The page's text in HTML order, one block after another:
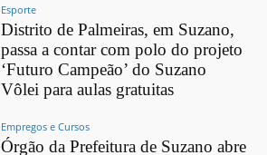
Esporte
Distrito de Palmeiras, em Suzano,
passa a contar com polo do projeto
‘Futuro Campeão’ do Suzano
Vôlei para aulas gratuitas
Empregos e Cursos
Órgão da Prefeitura de Suzano abre